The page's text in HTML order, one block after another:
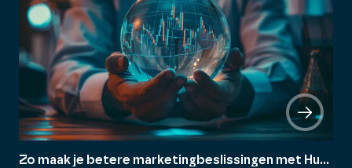
Zo maak je betere marketingbeslissingen met HubSpot’s Deep Research